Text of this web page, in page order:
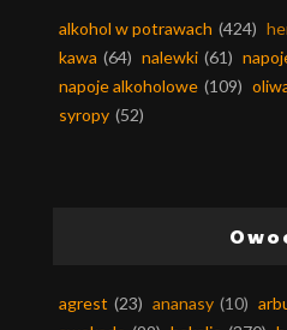
alkohol w potrawach (424)
kawa (64) nalewki (61)
napoje alkoholowe (109)
syropy (52)
agrest (23) ananasy (10)